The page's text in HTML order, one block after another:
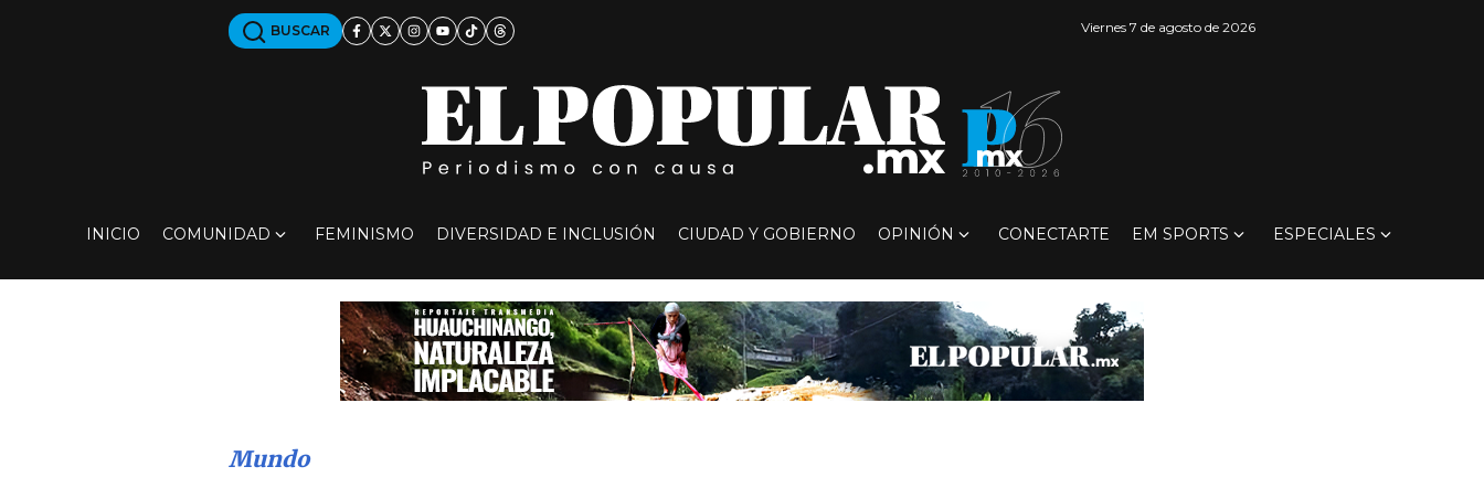
BUSCAR Viernes 7 de agosto de 2026
INICIO COMUNIDAD FEMINISMO DIVERSIDAD E INCLUSIÓN CIUDAD Y GOBIERNO OPINIÓN CONECTARTE EM SPORTS ESPECIALES
Mundo